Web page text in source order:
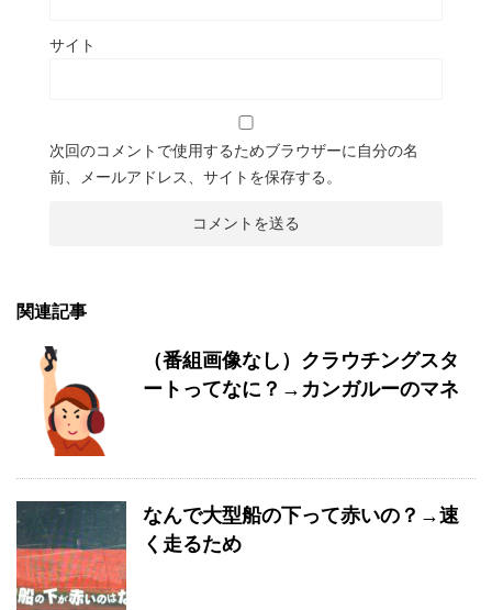
サイト
次回のコメントで使用するためブラウザーに自分の名
前、メールアドレス、サイトを保存する。
関連記事
（番組画像なし）クラウチングスタ
ートってなに？→カンガルーのマネ
なんで大型船の下って赤いの？→速
く走るため